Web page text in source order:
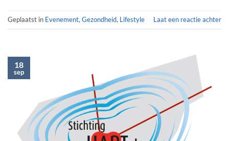
Geplaatst in Evenement, Gezondheid, Lifestyle Laat een reactie achter
18
sep